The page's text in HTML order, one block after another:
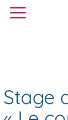
SE FORMER
Stage